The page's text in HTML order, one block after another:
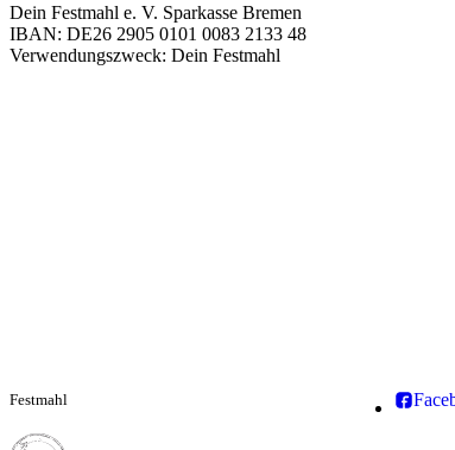
Dein Festmahl e. V. Sparkasse Bremen
IBAN: DE26 2905 0101 0083 2133 48
Verwendungszweck: Dein Festmahl
Festmahl